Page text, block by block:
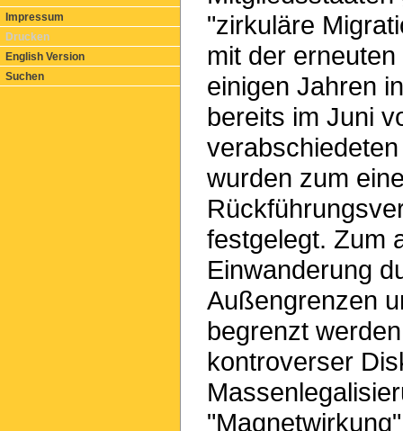
Impressum
Drucken
English Version
Suchen
"zirkuläre
mit der
einigen Jahren
bereits im Juni
wurden zum
festgelegt. Zum
Einwanderung
Außengrenzen
begrenzt
kontroverser